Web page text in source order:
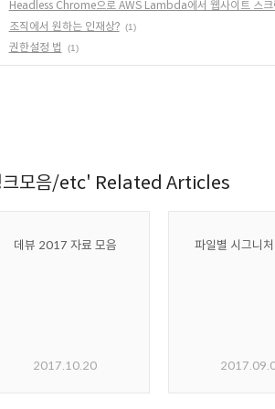
Headless Chrome으로 AWS Lambda에서 웹사이트 스크
조직에서 원하는 인재상? (1)
권한설정 법 (1)
모음/etc' Related Articles
데뷰 2017 자료 모음
2017.10.20
파일별 시그니